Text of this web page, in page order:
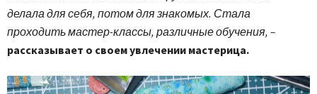
делала для себя, потом для знакомых. Стала
проходить мастер-классы, различные обучения, –
рассказывает о своем увлечении мастерица.